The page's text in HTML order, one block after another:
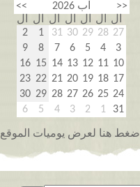
<< آب 2026
>>
ال
ال ال ال ال ال
ال
27
28
29
30
31
1
2
3
4
5
6
7
8
9
10
11
12
13
14
15
16
17
18
19
20
21
22
23
24
25
26
27
28
29
30
31
1
2
3
4
5
6
إضغط هنا لعرض يوميات الموقع